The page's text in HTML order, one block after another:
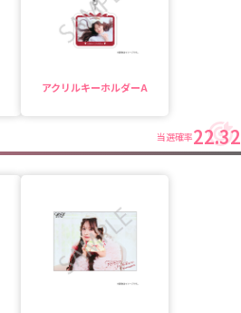
アクリルキーホルダーA
当選確率22.32